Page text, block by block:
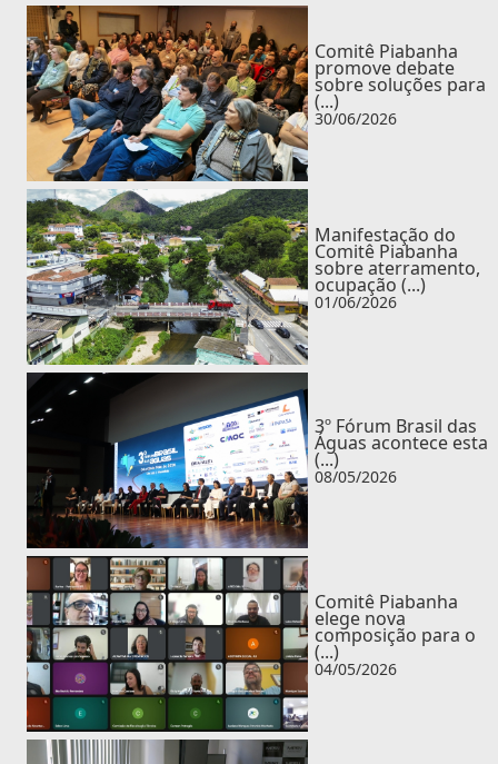
Comitê Piabanha
promove debate
sobre soluções para
(...)
30/06/2026
Manifestação do
Comitê Piabanha
sobre aterramento,
ocupação (...)
01/06/2026
3º Fórum Brasil das
Águas acontece esta
(...)
08/05/2026
Comitê Piabanha
elege nova
composição para o
(...)
04/05/2026